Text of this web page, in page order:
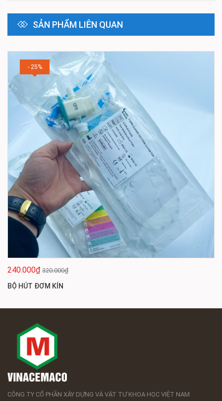
SẢN PHẨM LIÊN QUAN
- 25%
240.000₫ 320.000₫
BỘ HÚT ĐƠM KÍN
CÔNG TY CỔ PHẦN XÂY DỰNG VÀ VẬT TƯ KHOA HỌC VIỆT NAM